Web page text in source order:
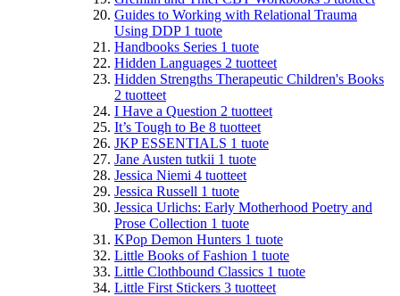
Guides to Working with Relational Trauma
Using DDP 1 tuote
Handbooks Series 1 tuote
Hidden Languages 2 tuotteet
Hidden Strengths Therapeutic Children's Books
2 tuotteet
I Have a Question 2 tuotteet
It’s Tough to Be 8 tuotteet
JKP ESSENTIALS 1 tuote
Jane Austen tutkii 1 tuote
Jessica Niemi 4 tuotteet
Jessica Russell 1 tuote
Jessica Urlichs: Early Motherhood Poetry and
Prose Collection 1 tuote
KPop Demon Hunters 1 tuote
Little Books of Fashion 1 tuote
Little Clothbound Classics 1 tuote
Little First Stickers 3 tuotteet